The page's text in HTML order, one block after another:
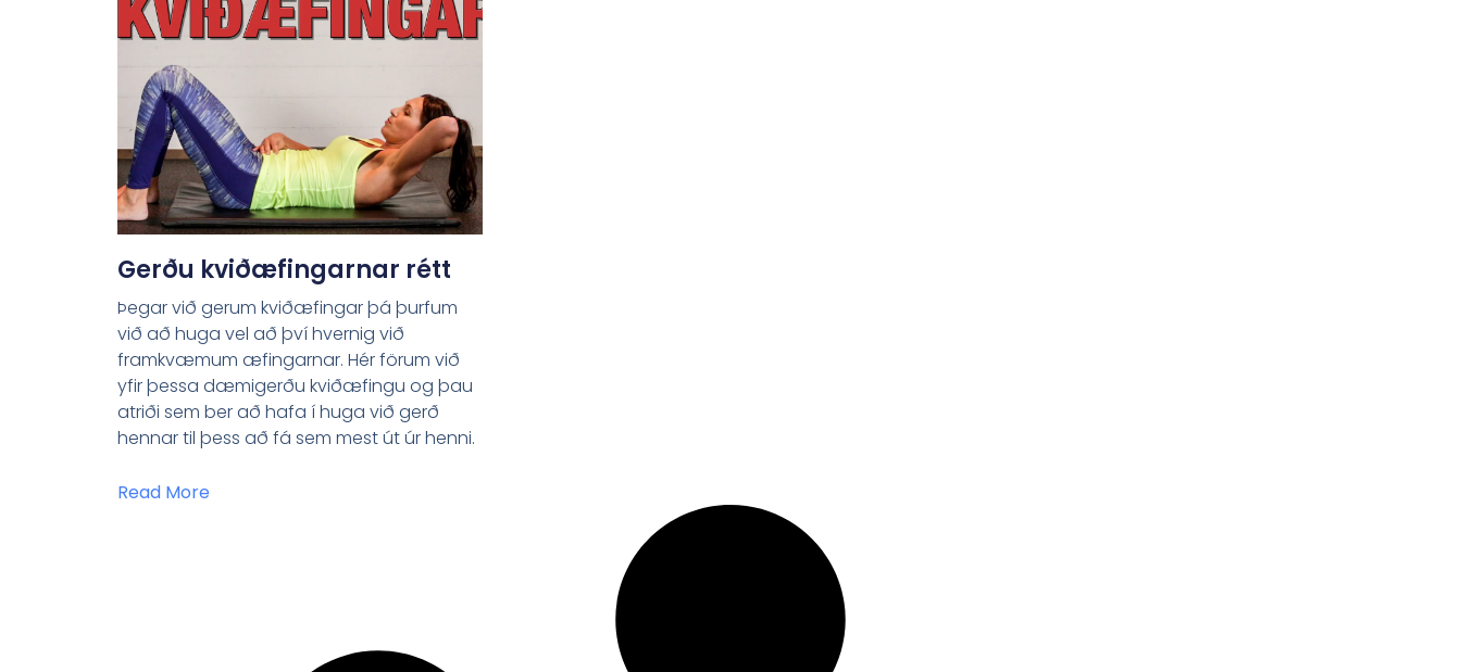
Gerðu kviðæfingarnar rétt
Þegar við gerum kviðæfingar þá þurfum
við að huga vel að því hvernig við
framkvæmum æfingarnar. Hér förum við
yfir þessa dæmigerðu kviðæfingu og þau
atriði sem ber að hafa í huga við gerð
hennar til þess að fá sem mest út úr henni.
Read More